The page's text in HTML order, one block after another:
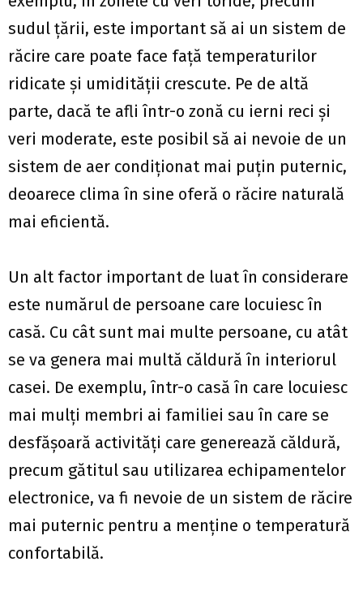
sudul țării, este important să ai un sistem de
răcire care poate face față temperaturilor
ridicate și umidității crescute. Pe de altă
parte, dacă te afli într-o zonă cu ierni reci și
veri moderate, este posibil să ai nevoie de un
sistem de aer condiționat mai puțin puternic,
deoarece clima în sine oferă o răcire naturală
mai eficientă.
Un alt factor important de luat în considerare
este numărul de persoane care locuiesc în
casă. Cu cât sunt mai multe persoane, cu atât
se va genera mai multă căldură în interiorul
casei. De exemplu, într-o casă în care locuiesc
mai mulți membri ai familiei sau în care se
desfășoară activități care generează căldură,
precum gătitul sau utilizarea echipamentelor
electronice, va fi nevoie de un sistem de răcire
mai puternic pentru a menține o temperatură
confortabilă.